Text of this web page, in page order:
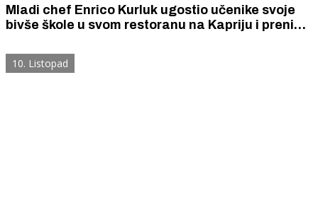
Mladi chef Enrico Kurluk ugostio učenike svoje
bivše škole u svom restoranu na Kapriju i prenio
10. Listopad